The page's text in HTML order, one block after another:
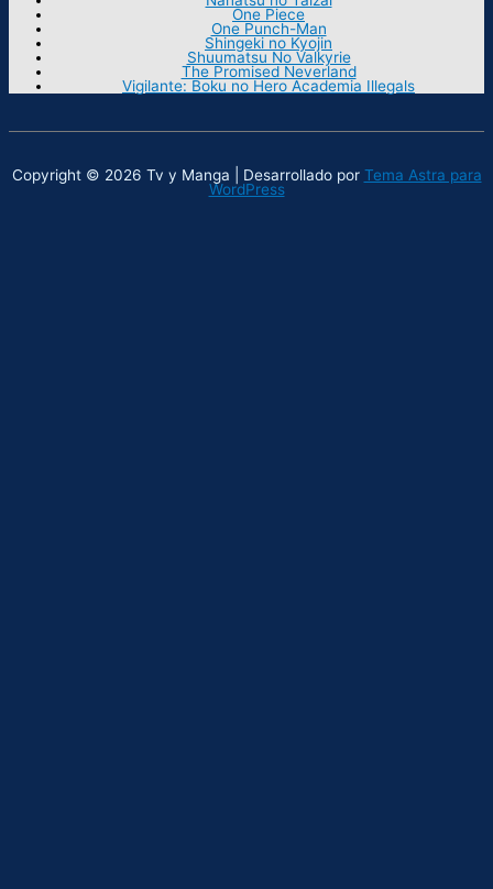
One Piece
One Punch-Man
Shingeki no Kyojin
Shuumatsu No Valkyrie
The Promised Neverland
Vigilante: Boku no Hero Academia Illegals
Copyright © 2026 Tv y Manga | Desarrollado por Tema Astra para
WordPress